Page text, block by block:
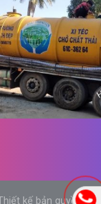
kế bản quyền tại